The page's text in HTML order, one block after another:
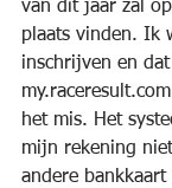
van dit jaar zal
plaats vinden. Ik
inschrijven en
het mis. Het
mijn rekening
andere